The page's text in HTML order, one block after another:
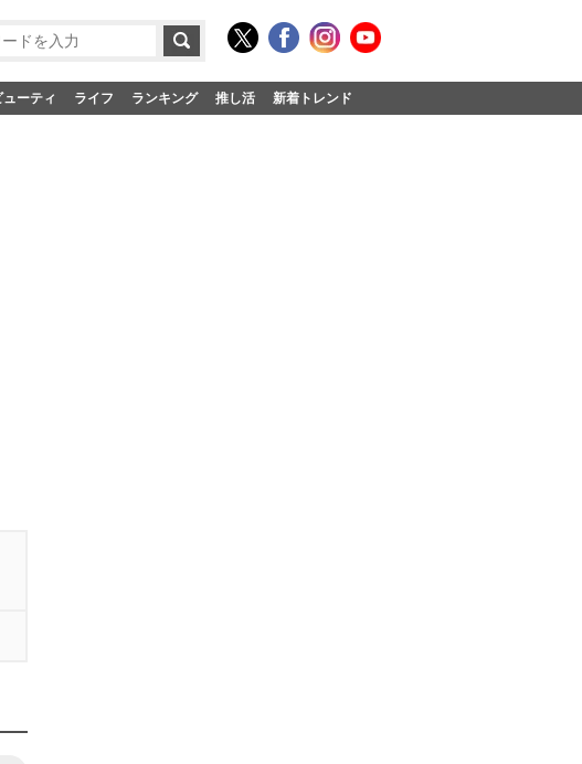
ューティ ライフ ランキング 推し活 新着トレンド